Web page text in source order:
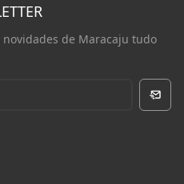
de Maracaju tudo